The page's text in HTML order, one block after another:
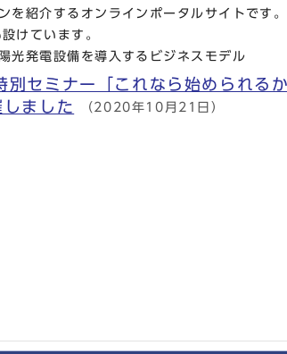
を紹介するオンラインポータルサイトです
けています。
光発電設備を導入するビジネスモデル
別セミナー「これなら始められるか
ました （2020年10月21日）